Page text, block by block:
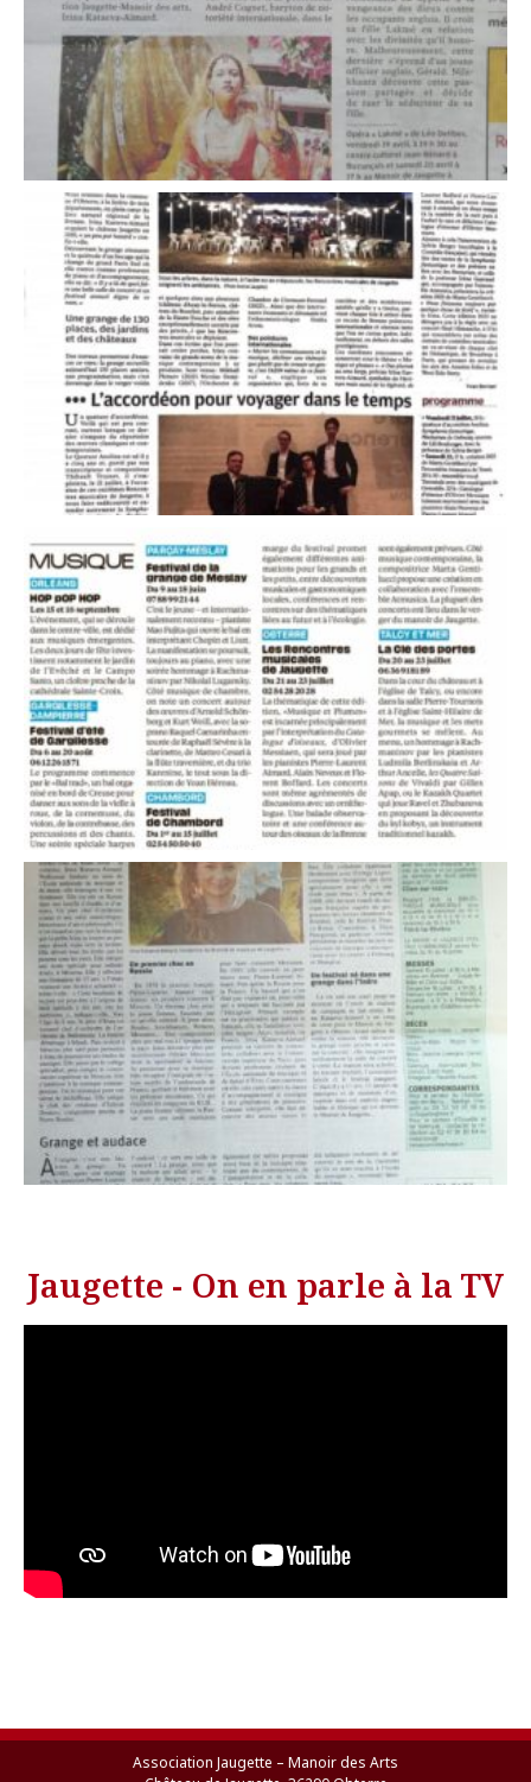
Jaugette - On en parle à la TV
Association Jaugette – Manoir des Arts